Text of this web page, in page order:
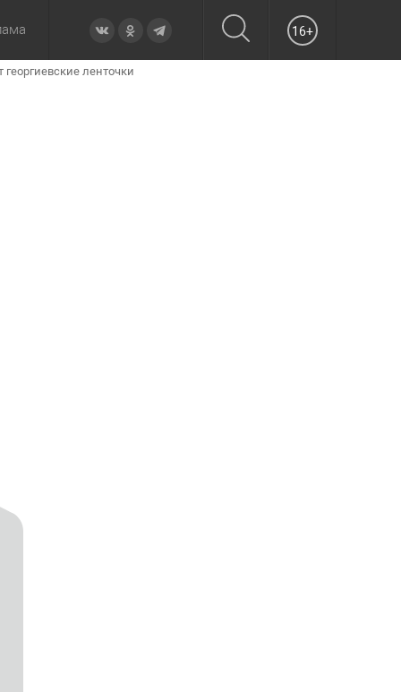
Образование
неделю Вчера
16+
ленточки